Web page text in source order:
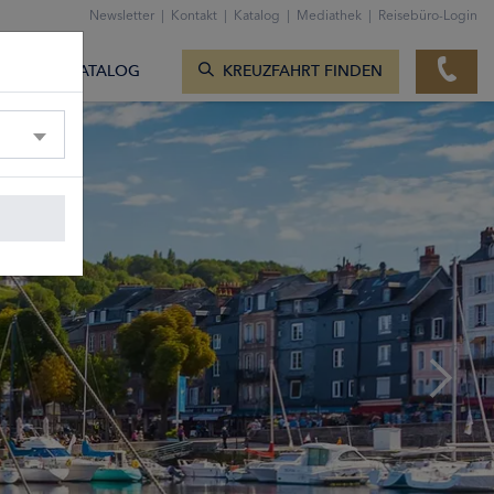
Newsletter | Kontakt | Katalog | Mediathek | Reisebüro-Login
KATALOG KREUZFAHRT FINDEN
ZUM KONTAKTFORMULAR